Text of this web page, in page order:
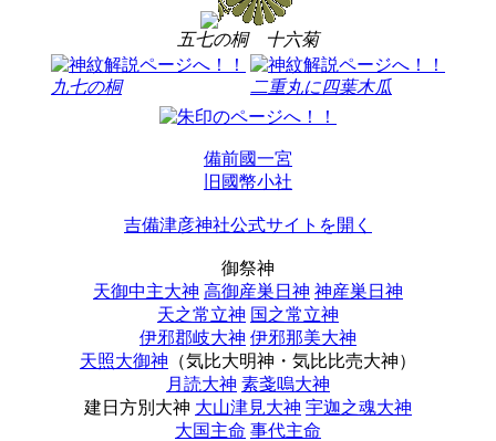
五七の桐 十六菊
九七の桐 二重丸に四葉木瓜
備前國一宮
旧國幣小社
吉備津彦神社公式サイトを開く
御祭神
天御中主大神 高御産巣日神 神産巣日神
天之常立神 国之常立神
伊邪郡岐大神 伊邪那美大神
天照大御神 （気比大明神・気比比売大神）
月読大神 素戔嗚大神
建日方別大神 大山津見大神 宇迦之魂大神
大国主命 事代主命